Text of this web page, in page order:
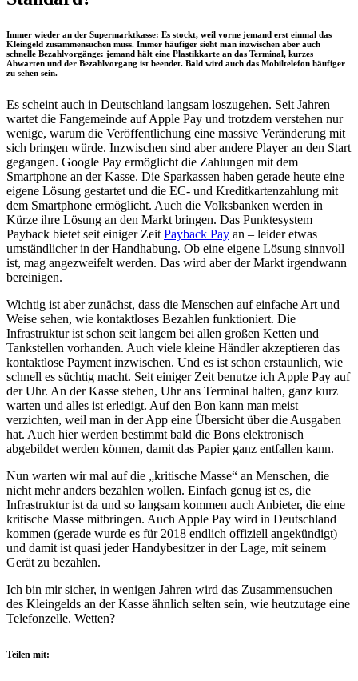
Immer wieder an der Supermarktkasse: Es stockt, weil vorne jemand erst einmal das
Kleingeld zusammensuchen muss. Immer häufiger sieht man inzwischen aber auch
schnelle Bezahlvorgänge: jemand hält eine Plastikkarte an das Terminal, kurzes
Abwarten und der Bezahlvorgang ist beendet. Bald wird auch das Mobiltelefon häufiger
zu sehen sein.
Es scheint auch in Deutschland langsam loszugehen. Seit Jahren
wartet die Fangemeinde auf Apple Pay und trotzdem verstehen nur
wenige, warum die Veröffentlichung eine massive Veränderung mit
sich bringen würde. Inzwischen sind aber andere Player an den Start
gegangen. Google Pay ermöglicht die Zahlungen mit dem
Smartphone an der Kasse. Die Sparkassen haben gerade heute eine
eigene Lösung gestartet und die EC- und Kreditkartenzahlung mit
dem Smartphone ermöglicht. Auch die Volksbanken werden in
Kürze ihre Lösung an den Markt bringen. Das Punktesystem
Payback bietet seit einiger Zeit Payback Pay an – leider etwas
umständlicher in der Handhabung. Ob eine eigene Lösung sinnvoll
ist, mag angezweifelt werden. Das wird aber der Markt irgendwann
bereinigen.
Wichtig ist aber zunächst, dass die Menschen auf einfache Art und
Weise sehen, wie kontaktloses Bezahlen funktioniert. Die
Infrastruktur ist schon seit langem bei allen großen Ketten und
Tankstellen vorhanden. Auch viele kleine Händler akzeptieren das
kontaktlose Payment inzwischen. Und es ist schon erstaunlich, wie
schnell es süchtig macht. Seit einiger Zeit benutze ich Apple Pay auf
der Uhr. An der Kasse stehen, Uhr ans Terminal halten, ganz kurz
warten und alles ist erledigt. Auf den Bon kann man meist
verzichten, weil man in der App eine Übersicht über die Ausgaben
hat. Auch hier werden bestimmt bald die Bons elektronisch
abgebildet werden können, damit das Papier ganz entfallen kann.
Nun warten wir mal auf die „kritische Masse“ an Menschen, die
nicht mehr anders bezahlen wollen. Einfach genug ist es, die
Infrastruktur ist da und so langsam kommen auch Anbieter, die eine
kritische Masse mitbringen. Auch Apple Pay wird in Deutschland
kommen (gerade wurde es für 2018 endlich offiziell angekündigt)
und damit ist quasi jeder Handybesitzer in der Lage, mit seinem
Gerät zu bezahlen.
Ich bin mir sicher, in wenigen Jahren wird das Zusammensuchen
des Kleingelds an der Kasse ähnlich selten sein, wie heutzutage eine
Telefonzelle. Wetten?
Teilen mit: